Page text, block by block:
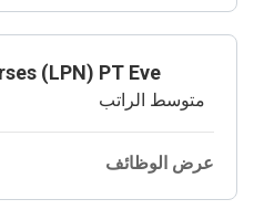
(LPN) PT Eve
متوسط الراتب
عرض الوظائف